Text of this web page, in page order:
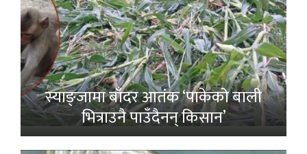
स्याङ्जामा बाँदर आतंक ‘पाकेको बाली
भित्राउनै पाउँदैनन् किसान’